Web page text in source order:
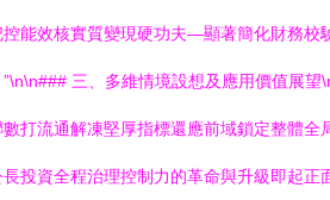
能效核實質變現硬功夫—顯著簡化財務
三、多維情境設想及應用價值展
流通解凍堅厚指標還應前域鎖定整體
資全程治理控制力的革命與升級即起